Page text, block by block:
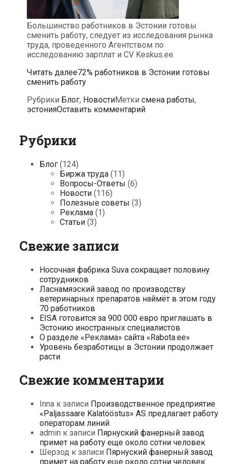
Большинство работников в Эстонии готовы
сменить работу, следует из исследования рынка
труда, проведенного Агентством по
исследованию зарплат и CV Keskus.ee.
Читать далее72% работников в Эстонии готовы
сменить работу
Рубрики Блог, НовостиМетки смена работы,
эстонияОставить комментарий
Рубрики
Блог (124)
Биржа труда (11)
Вопросы-Ответы (6)
Новости (116)
Полезные советы (3)
Реклама (1)
Статьи (3)
Свежие записи
Носочная фабрика Suva сокращает половину
сотрудников
Ласнамяэский завод по производству
ветеринарных препаратов наймёт в этом году
70 работников
EISA готовится за 900 000 евро приглашать в
Эстонию иностранных специалистов
О разделе «Реклама» сайта «Rabota.ee»
Уровень безработицы в Эстонии продолжает
расти
Свежие комментарии
Inna к записи Производственное предприятие
«Paljassaare Kalatööstus» AS предлагает работу
операторам линий
admin к записи Пярнуский фанерный завод
примет на работу еще около сотни человек
Шерзод к записи Пярнуский фанерный завод
примет на работу еще около сотни человек